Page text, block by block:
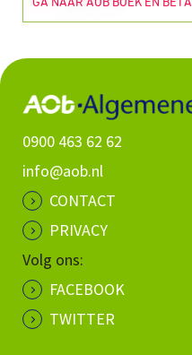
GA NAAR AOB BOEK EN
0900 463 62 62
info@aob.nl
CONTACT
PRIVACY
Volg ons:
FACEBOOK
TWITTER